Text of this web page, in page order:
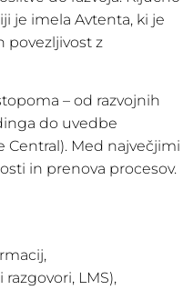
je imela Avtenta, ki je
povezljivost z
– od razvojnih
do uvedbe
Central). Med največjimi
in prenova procesov.
LMS),